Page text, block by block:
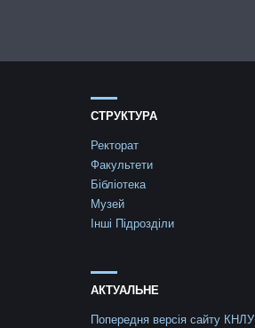
СТРУКТУРА
Ректорат
Факультети
Бібліотека
Музей
Інші Підрозділи
АКТУАЛЬНЕ
Попередня версія сайту КНЛУ